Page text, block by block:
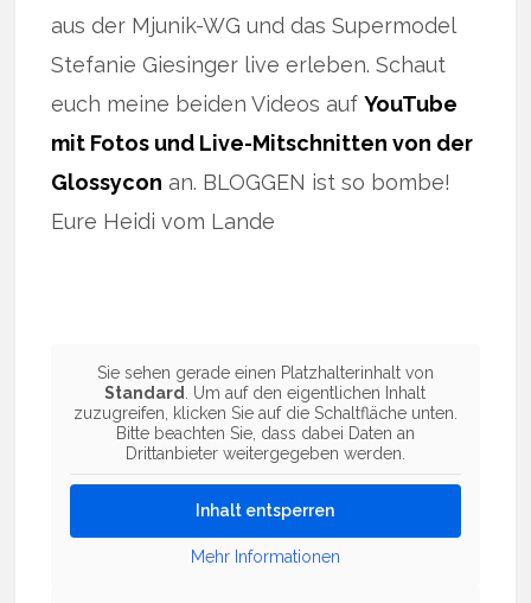
aus der Mjunik-WG und das Supermodel
Stefanie Giesinger live erleben. Schaut
euch meine beiden Videos aufYouTube
mit Fotos und Live-Mitschnitten von der
Glossycon an. BLOGGEN ist so bombe!
Eure Heidi vom Lande
Sie sehen gerade einen Platzhalterinhalt von
Standard
. Um auf den eigentlichen Inhalt
zuzugreifen, klicken Sie auf die Schaltfläche unten.
Bitte beachten Sie, dass dabei Daten an
Drittanbieter weitergegeben werden.
Inhalt entsperren
Mehr Informationen